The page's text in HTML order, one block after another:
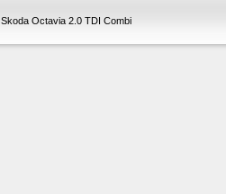
Skoda Octavia 2.0 TDI Combi